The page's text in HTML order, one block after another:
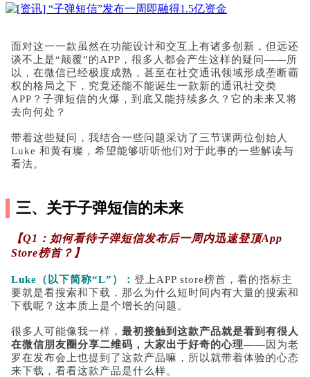
面对这一一款虽然在功能设计和交互上有诸多创新，但远还
谈不上是“颠覆”的APP，很多人都会产生这样的疑问——所
以，在微信已经极度成熟，甚至在社交通讯领域形成垄断霸
权的格局之下，究竟还能不能诞生一款新的通讯社交类
APP？子弹短信的火爆，到底又能持续多久？它的未来又将
去向何处？
带着这些疑问，我结合一些问题采访了三节课两位创始人
Luke 和黄有璨，希望能够听听他们对于此事的一些解读与
看法。
三、关于子弹短信的未来
【Q1：如何看待子弹短信发布后一周内迅速登顶App
Store榜首？】
Luke（以下简称“L”）： 登上APP store榜首，看的指标主
要就是看搜索和下载，那么为什么短时间内有大量的搜索和
下载呢？这本质上是个增长的问题。
很多人可能像我一样， 最初接触到这款产品就是看到有很人
在微信朋友圈分享二维码，大家出于好奇的心理——因为老
罗在发布会上也提到了这款产品嘛，所以就带着体验的心态
来下载，看看这款产品是什么样。